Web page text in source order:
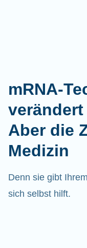
mRNA-
Aber die
Medizin
Denn sie gibt
sich selbst hilft.